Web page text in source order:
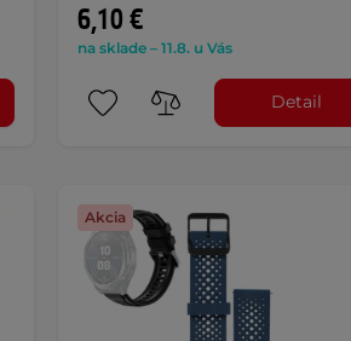
6,10 €
na sklade – 11.8. u Vás
Detail
Akcia